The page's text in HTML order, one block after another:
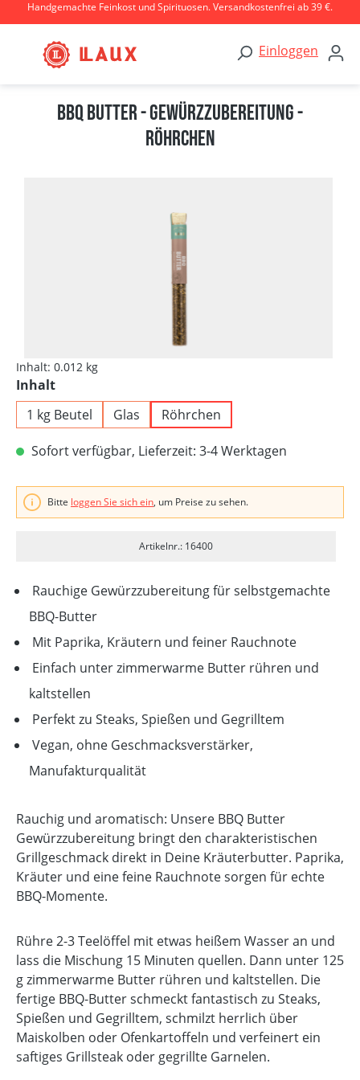
Zum Hauptinhalt springen
Handgemachte Feinkost und Spirituosen. Versandkostenfrei ab 39 €.
Einloggen
BBQ Butter - Gewürzzubereitung -
Röhrchen
Rauchige Gewürzzubereitung für selbstgemachte
BBQ-Butter
Mit Paprika, Kräutern und feiner Rauchnote
Einfach unter zimmerwarme Butter rühren und
kaltstellen
Perfekt zu Steaks, Spießen und Gegrilltem
Vegan, ohne Geschmacksverstärker,
Manufakturqualität
Inhalt: 0.012 kg
Inhaltauswählen
1 kg Beutel
Glas Röhrchen
Sofort verfügbar, Lieferzeit: 3-4 Werktagen
Bitte loggen Sie sich ein, um Preise zu sehen.
Artikelnr.: 16400
Rauchig und aromatisch: Unsere BBQ Butter
Gewürzzubereitung bringt den charakteristischen
Grillgeschmack direkt in Deine Kräuterbutter. Paprika,
Kräuter und eine feine Rauchnote sorgen für echte
BBQ-Momente.
Rühre 2-3 Teelöffel mit etwas heißem Wasser an und
lass die Mischung 15 Minuten quellen. Dann unter 125
g zimmerwarme Butter rühren und kaltstellen. Die
fertige BBQ-Butter schmeckt fantastisch zu Steaks,
Spießen und Gegrilltem, schmilzt herrlich über
Maiskolben oder Ofenkartoffeln und verfeinert ein
saftiges Grillsteak oder gegrillte Garnelen.